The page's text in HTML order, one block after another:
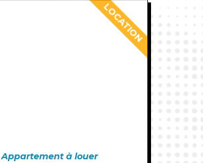
LOCATION
Appartement à louer